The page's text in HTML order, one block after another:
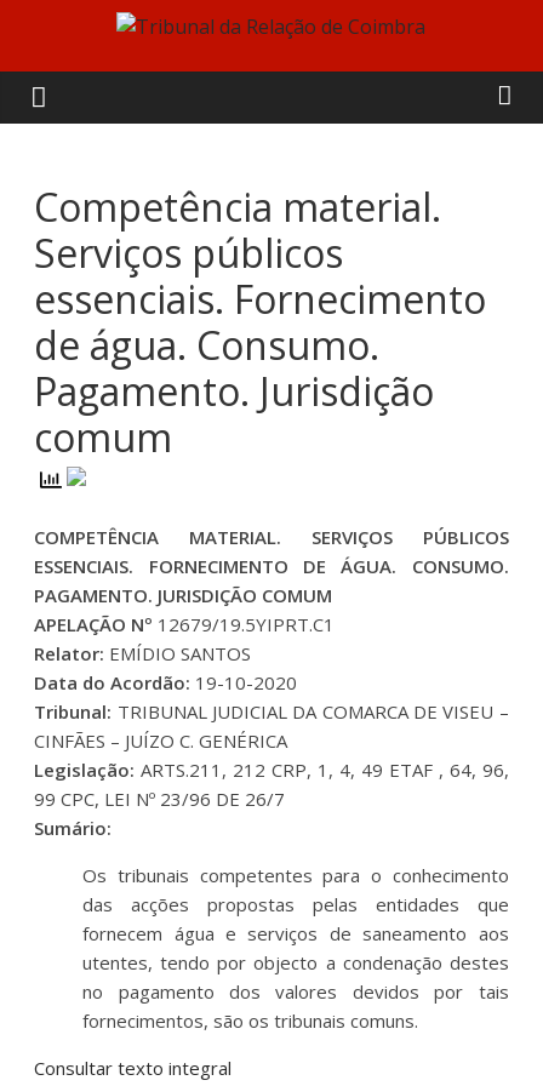
content
Tribunal
da
Relação
de
Coimbra
Competência material.
Serviços públicos
essenciais. Fornecimento
de água. Consumo.
Pagamento. Jurisdição
comum
COMPETÊNCIA MATERIAL. SERVIÇOS PÚBLICOS
ESSENCIAIS. FORNECIMENTO DE ÁGUA. CONSUMO.
PAGAMENTO. JURISDIÇÃO COMUM
APELAÇÃO Nº 12679/19.5YIPRT.C1
Relator: EMÍDIO SANTOS
Data do Acordão: 19-10-2020
Tribunal: TRIBUNAL JUDICIAL DA COMARCA DE VISEU –
CINFÃES – JUÍZO C. GENÉRICA
Legislação: ARTS.211, 212 CRP, 1, 4, 49 ETAF , 64, 96,
99 CPC, LEI Nº 23/96 DE 26/7
Sumário:
Os tribunais competentes para o conhecimento
das acções propostas pelas entidades que
fornecem água e serviços de saneamento aos
utentes, tendo por objecto a condenação destes
no pagamento dos valores devidos por tais
fornecimentos, são os tribunais comuns.
Consultar texto integral